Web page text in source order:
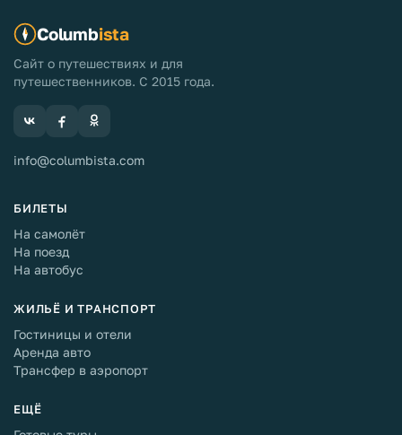
Columbista
Сайт о путешествиях и для
путешественников. С 2015 года.
info@columbista.com
БИЛЕТЫ
На самолёт
На поезд
На автобус
ЖИЛЬЁ И ТРАНСПОРТ
Гостиницы и отели
Аренда авто
Трансфер в аэропорт
ЕЩЁ